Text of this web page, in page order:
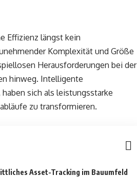
Effizienz längst kein
Komplexität und Größe
Herausforderungen bei der
hinweg. Intelligente
sich als leistungsstarke
zu transformieren.
Asset-Tracking im Bauumfeld